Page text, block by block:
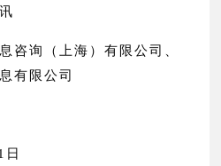
咨询（上海）有限公司、
有限公司